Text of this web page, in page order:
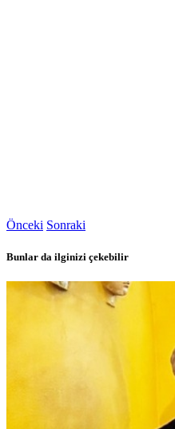
Önceki Sonraki
Bunlar da ilginizi çekebilir